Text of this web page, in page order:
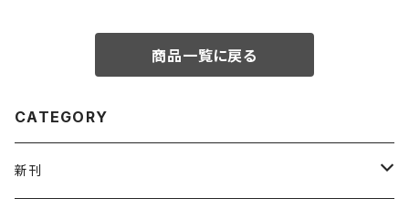
商品一覧に戻る
CATEGORY
新刊